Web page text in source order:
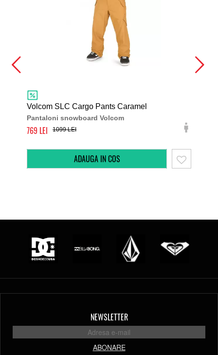
Volcom SLC Cargo Pants Caramel
Pantaloni snowboard Volcom
769 1099
NEWSLETTER
ABONARE